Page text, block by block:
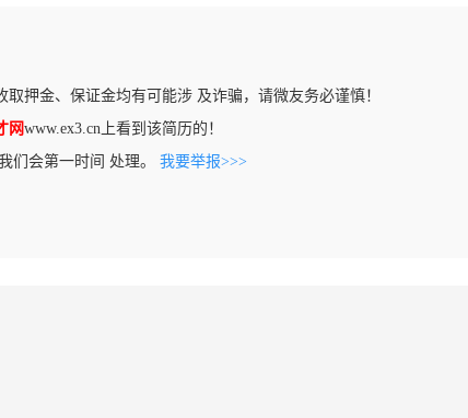
押金、保证金均有可能涉 及诈骗，请微友务必谨慎！
网www.ex3.cn上看到该简历的！
们会第一时间 处理。 我要举报>>>